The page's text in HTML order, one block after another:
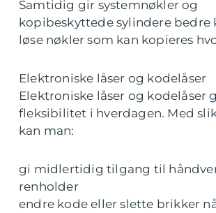
Samtidig gir systemnøkler og
kopibeskyttede sylindere bedre
løse nøkler som kan kopieres
Elektroniske låser og kodelåser
Elektroniske låser og kodelåser
fleksibilitet i hverdagen. Med
kan man:
gi midlertidig tilgang til
renholder
endre kode eller slette brikker